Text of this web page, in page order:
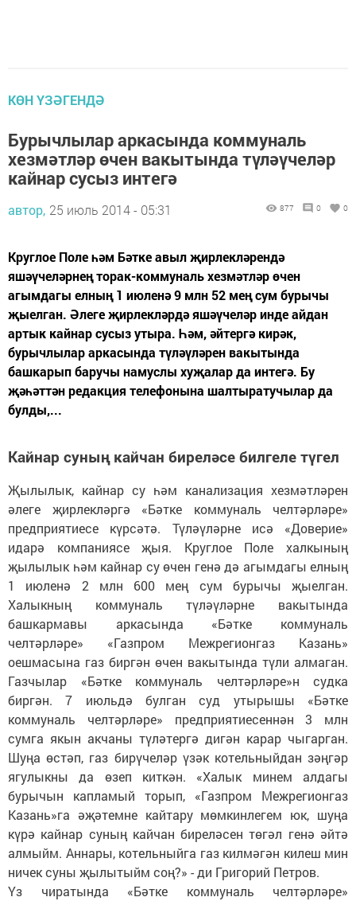
КӨН ҮЗӘГЕНДӘ
Бурычлылар аркасында коммуналь
хезмәтләр өчен вакытында түләүчеләр
кайнар сусыз интегә
автор, 25 июль 2014 - 05:31 877 0 0
Круглое Поле һәм Бәтке авыл җирлекләрендә
яшәүчеләрнең торак-коммуналь хезмәтләр өчен
агымдагы елның 1 июленә 9 млн 52 мең сум бурычы
җыелган. Әлеге җирлекләрдә яшәүчеләр инде айдан
артык кайнар сусыз утыра. Һәм, әйтергә кирәк,
бурычлылар аркасында түләүләрен вакытында
башкарып баручы намуслы хуҗалар да интегә. Бу
җәһәттән редакция телефонына шалтыратучылар да
булды,...
Кайнар суның кайчан биреләсе билгеле түгел
Җылылык, кайнар су һәм канализация хезмәтләрен
әлеге җирлекләргә «Бәтке коммуналь челтәрләре»
предприятиесе күрсәтә. Түләүләрне исә «Доверие»
идарә компаниясе җыя. Круглое Поле халкының
җылылык һәм кайнар су өчен генә дә агымдагы елның
1 июленә 2 млн 600 мең сум бурычы җыелган.
Халыкның коммуналь түләүләрне вакытында
башкармавы аркасында «Бәтке коммуналь
челтәрләре» «Газпром Межрегионгаз Казань»
оешмасына газ биргән өчен вакытында түли алмаган.
Газчылар «Бәтке коммуналь челтәрләре»н судка
биргән. 7 июльдә булган суд утырышы «Бәтке
коммуналь челтәрләре» предприятиесеннән 3 млн
сумга якын акчаны түләтергә дигән карар чыгарган.
Шуңа өстәп, газ бирүчеләр үзәк котельныйдан зәңгәр
ягулыкны да өзеп киткән. «Халык минем алдагы
бурычын капламый торып, «Газпром Межрегионгаз
Казань»га әҗәтемне кайтару мөмкинлегем юк, шуңа
күрә кайнар суның кайчан биреләсен төгәл генә әйтә
алмыйм. Аннары, котельныйга газ килмәгән килеш мин
ничек суны җылытыйм соң?» - ди Григорий Петров.
Үз чиратында «Бәтке коммуналь челтәрләре»